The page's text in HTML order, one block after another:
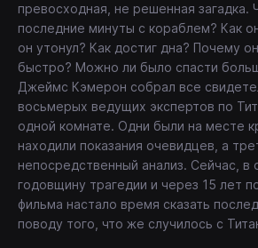
превосходная, не решенная загадка.
последние минуты с кораблем? Как
он утонул? Как достиг дна? Почему
быстро? Можно ли было спасти
Джеймс Кэмерон собрал все
восьмерых ведущих экспертов по
одной комнате. Одни были на месте
находили показания очевидцев, а
непосредственный анализ. Сейчас,
годовщину трагедии и через 15 лет
фильма настало время сказать
поводу того, что же случилось с